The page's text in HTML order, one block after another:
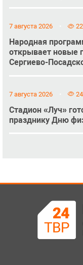
7 августа 2026
Народная
открывает новые
Сергиево-
7 августа 2026
Стадион «Луч»
празднику Дню